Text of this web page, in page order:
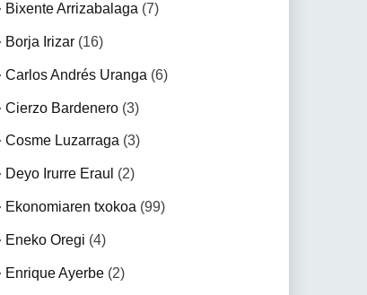
Bixente Arrizabalaga (7)
Borja Irizar(16)
Carlos Andrés Uranga (6)
Cierzo Bardenero(3)
Cosme Luzarraga (3)
Deyo Irurre Eraul (2)
Ekonomiaren txokoa (99)
Eneko Oregi (4)
Enrique Ayerbe(2)